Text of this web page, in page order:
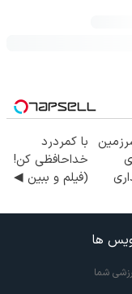
با کمردرد
خداحافظی کن!
(فیلم و ببین ◀
پرکن)
ها
شما